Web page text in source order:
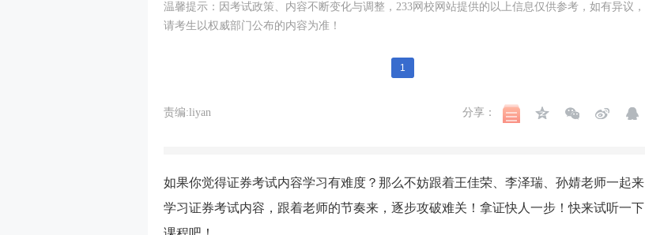
温馨提示：因考试政策、内容不断变化与调整，233网校网站提供的以上信息仅供参考，如有异议，
请考生以权威部门公布的内容为准！
1
责编:liyan 分享：
如果你觉得证券考试内容学习有难度？那么不妨跟着王佳荣、李泽瑞、孙婧老师一起来
学习证券考试内容，跟着老师的节奏来，逐步攻破难关！拿证快人一步！快来试听一下